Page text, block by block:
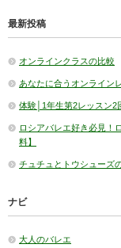
最新投稿
オンラインクラスの比較
あなたに合うオンライン
体験│1年生第2レッスン2
ロシアバレエ好き必見！
料】
チュチュとトウシューズ
ナビ
大人のバレエ